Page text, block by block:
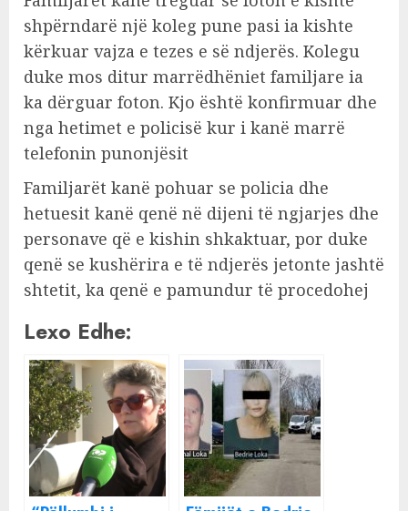
shpërndarë një koleg pune pasi ia kishte
kërkuar vajza e tezes e së ndjerës. Kolegu
duke mos ditur marrëdhëniet familjare ia
ka dërguar foton. Kjo është konfirmuar dhe
nga hetimet e policisë kur i kanë marrë
telefonin punonjësit
Familjarët kanë pohuar se policia dhe
hetuesit kanë qenë në dijeni të ngjarjes dhe
personave që e kishin shkaktuar, por duke
qenë se kushërira e të ndjerës jetonte jashtë
shtetit, ka qenë e pamundur të procedohej
Lexo Edhe: